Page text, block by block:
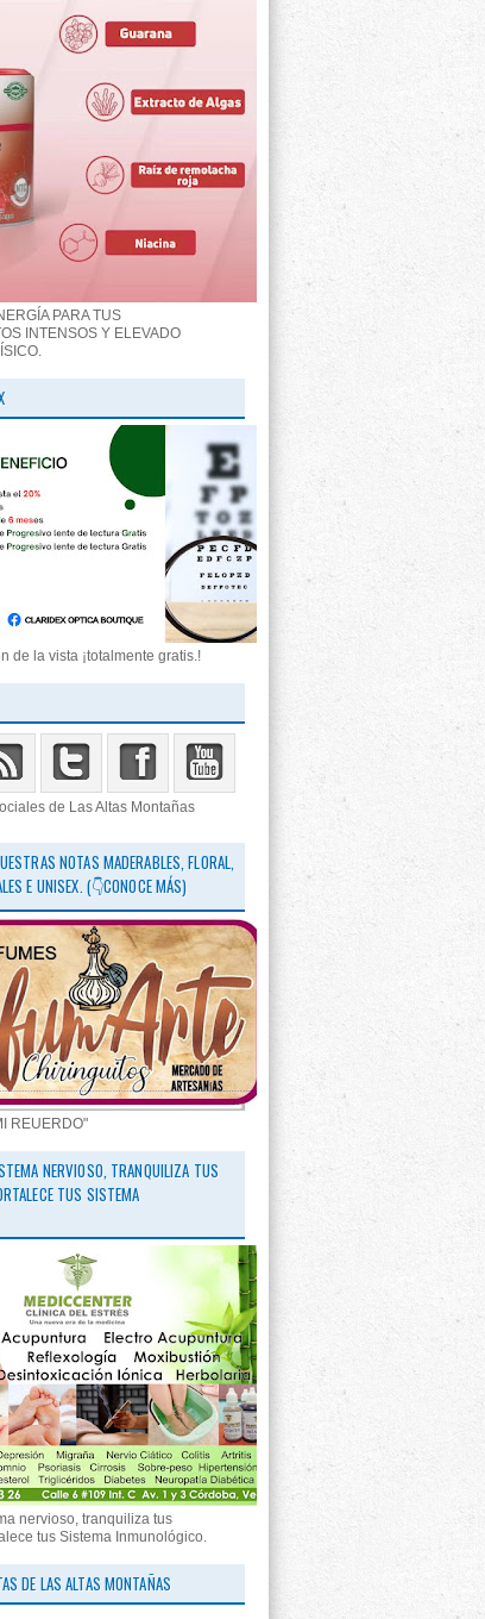
PARA TUS
INTENSOS Y ELEVADO
de la vista ¡totalmente gratis.!
de Las Altas Montañas
NOTAS MADERABLES, FLORAL,
E UNISEX. (👇CONOCE MÁS)
REUERDO"
NERVIOSO, TRANQUILIZA TUS
TUS SISTEMA
nervioso, tranquiliza tus
tus Sistema Inmunológico.
DE LAS ALTAS MONTAÑAS